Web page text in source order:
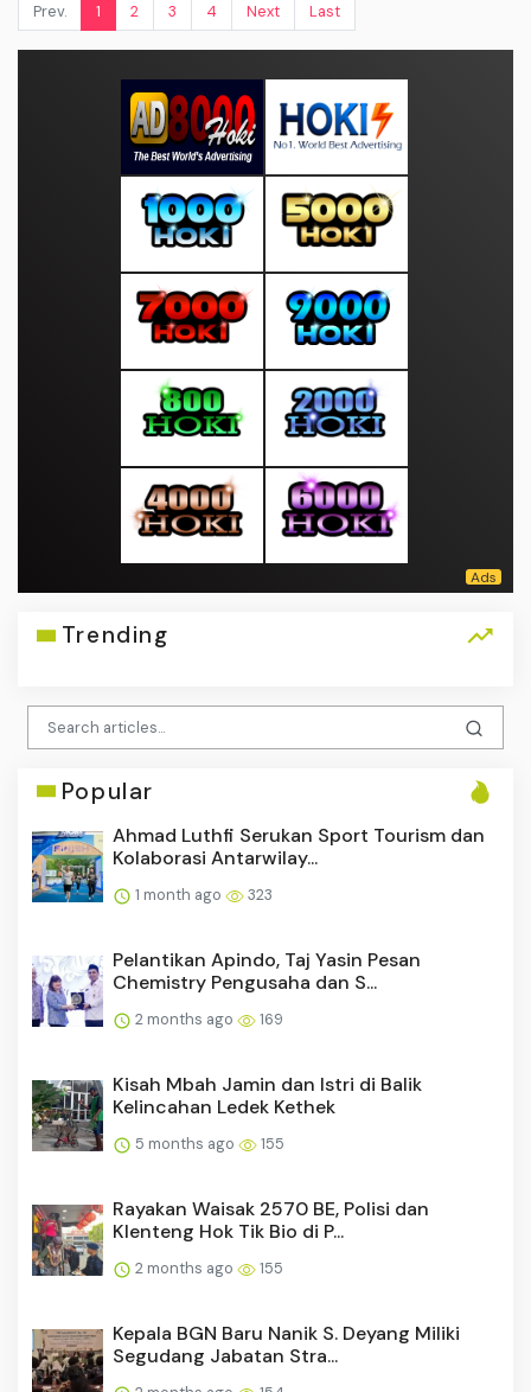
Prev. 1 2 3 4 Next Last
Trending
Popular
Ahmad Luthfi Serukan Sport Tourism dan
Kolaborasi Antarwilay...
1 month ago 323
Pelantikan Apindo, Taj Yasin Pesan
Chemistry Pengusaha dan S...
2 months ago 169
Kisah Mbah Jamin dan Istri di Balik
Kelincahan Ledek Kethek
5 months ago 155
Rayakan Waisak 2570 BE, Polisi dan
Klenteng Hok Tik Bio di P...
2 months ago 155
Kepala BGN Baru Nanik S. Deyang Miliki
Segudang Jabatan Stra...